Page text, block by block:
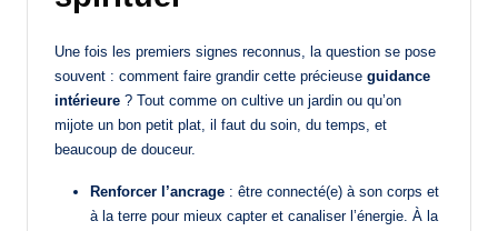
Une fois les premiers signes reconnus, la question se pose
souvent : comment faire grandir cette précieuse guidance
intérieure ? Tout comme on cultive un jardin ou qu’on
mijote un bon petit plat, il faut du soin, du temps, et
beaucoup de douceur.
Renforcer l’ancrage : être connecté(e) à son corps et
à la terre pour mieux capter et canaliser l’énergie. À la